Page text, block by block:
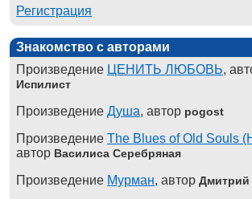
Регистрация
Знакомство с авторами
Произведение ЦЕНИТЬ ЛЮБОВЬ,
Испилист
Произведение Душа, автор pogost
Произведение The Blues of Old Souls
автор Василиса Серебряная
Произведение Мурман, автор